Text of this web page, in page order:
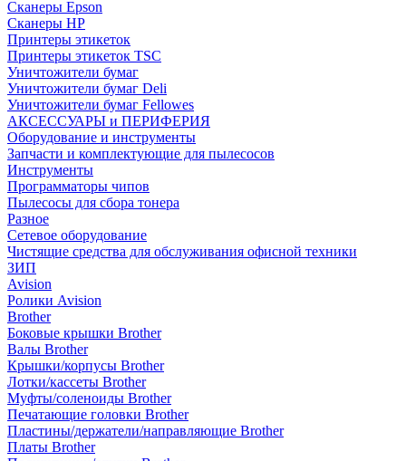
Сканеры Epson
Сканеры HP
Принтеры этикеток
Принтеры этикеток TSC
Уничтожители бумаг
Уничтожители бумаг Deli
Уничтожители бумаг Fellowes
АКСЕССУАРЫ и ПЕРИФЕРИЯ
Оборудование и инструменты
Запчасти и комплектующие для пылесосов
Инструменты
Программаторы чипов
Пылесосы для сбора тонера
Разное
Сетевое оборудование
Чистящие средства для обслуживания офисной техники
ЗИП
Avision
Ролики Avision
Brother
Боковые крышки Brother
Валы Brother
Крышки/корпусы Brother
Лотки/кассеты Brother
Муфты/соленоиды Brother
Печатающие головки Brother
Пластины/держатели/направляющие Brother
Платы Brother